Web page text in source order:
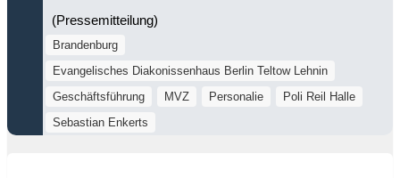
(Pressemitteilung)
Brandenburg
Evangelisches Diakonissenhaus Berlin Teltow Lehnin
Geschäftsführung
MVZ Personalie
Poli Reil Halle
Sebastian Enkerts